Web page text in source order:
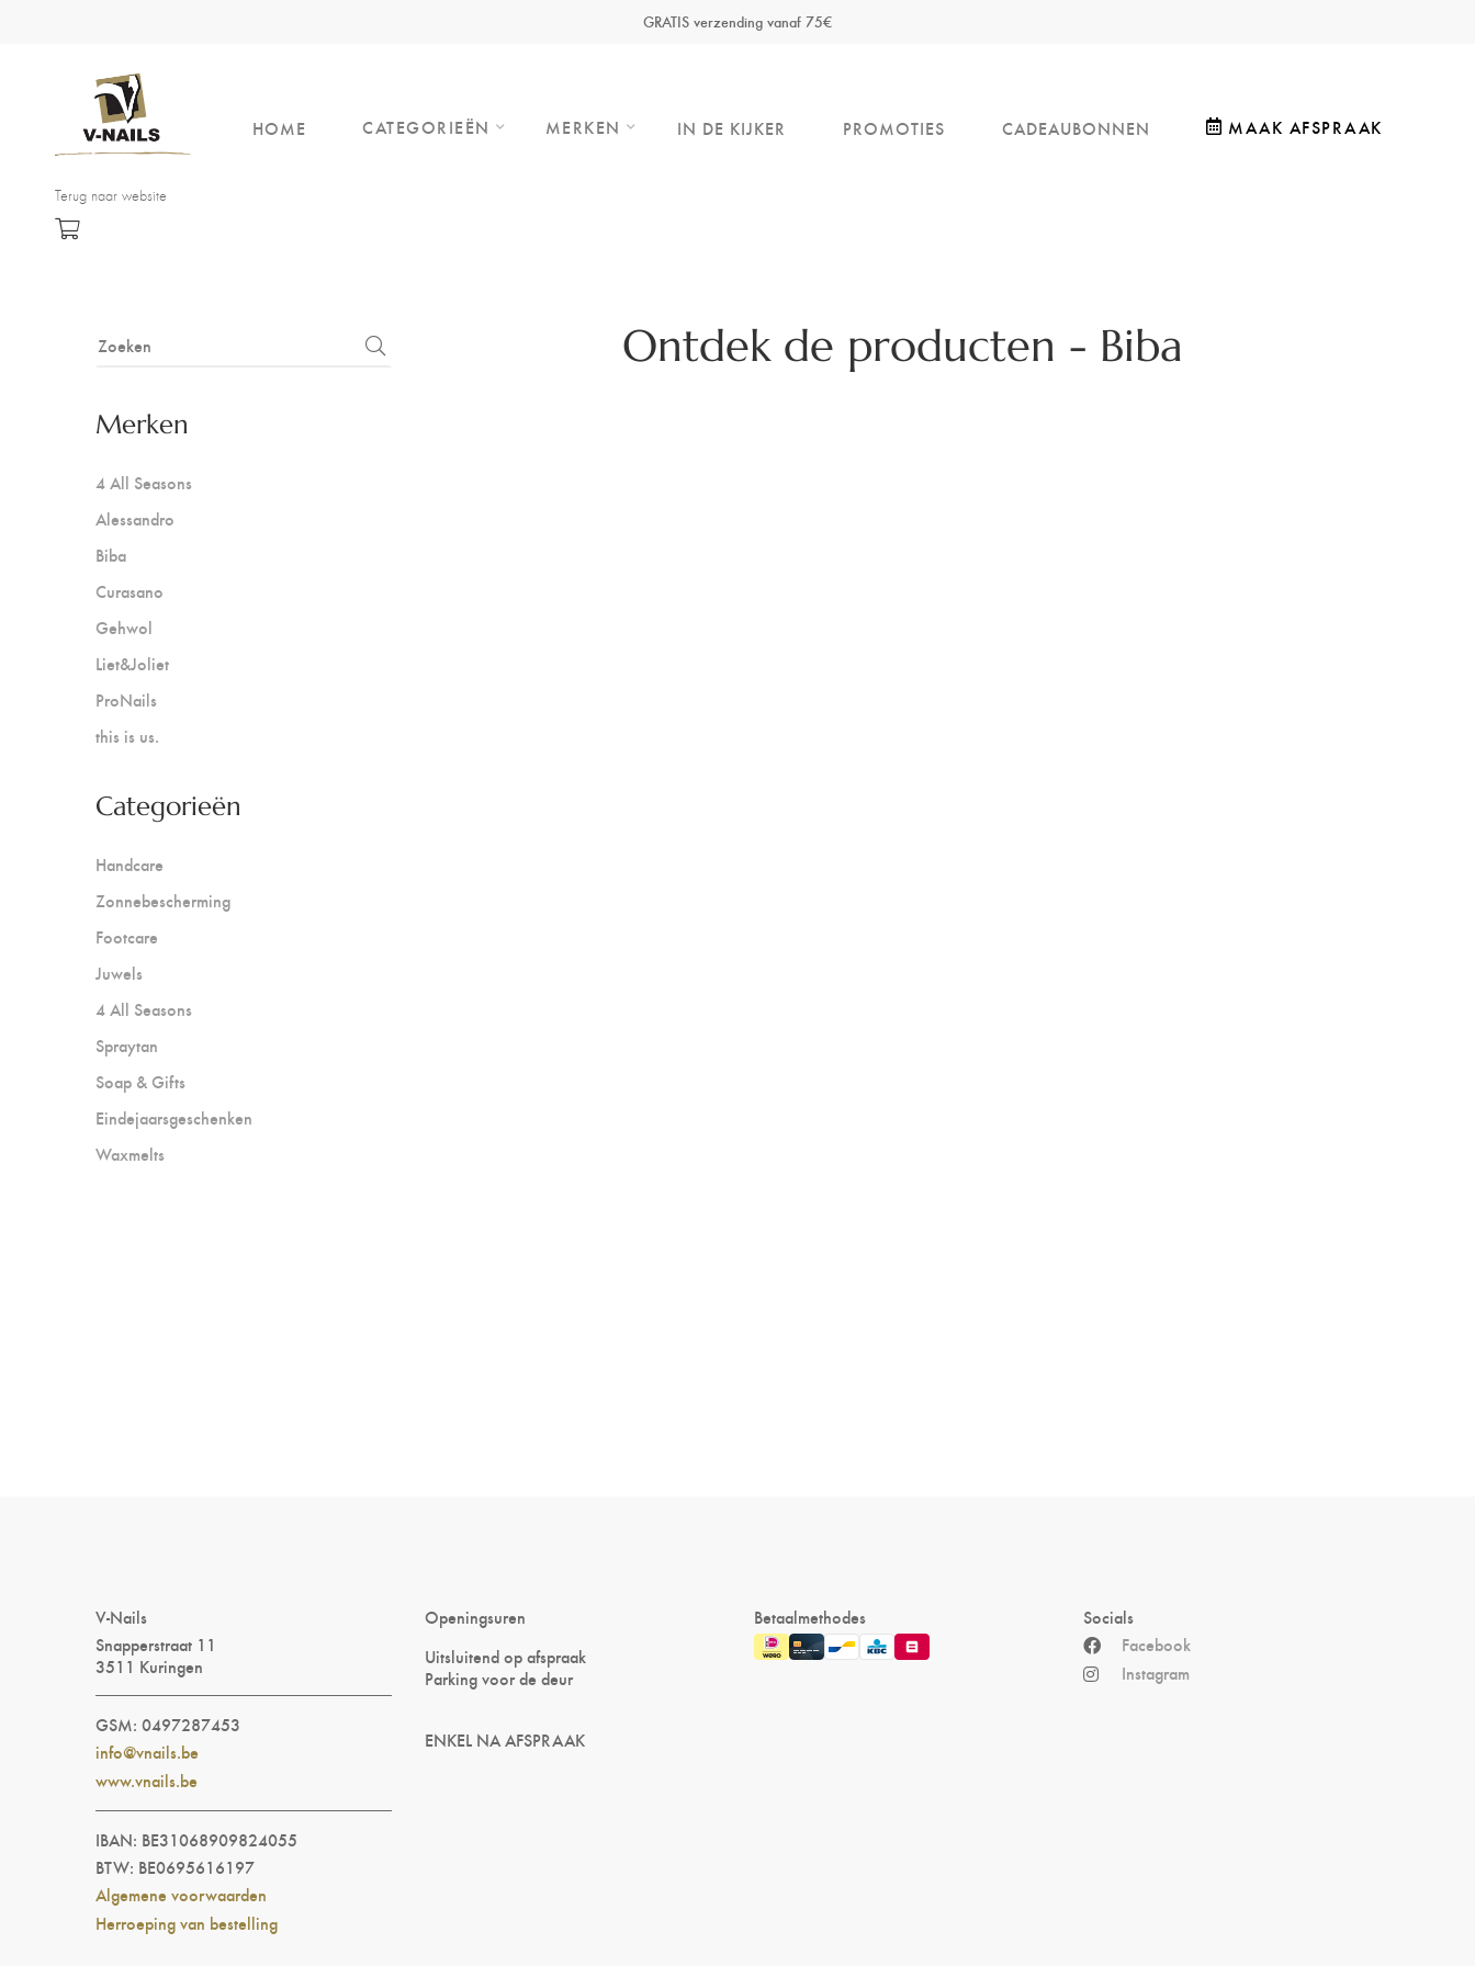
GRATIS verzending vanaf 75€
Terug naar website
HOME CATEGORIEËN MERKEN IN DE KIJKER PROMOTIES CADEAUBONNEN MAAK AFSPRAAK
Ontdek de producten - Biba
Merken
4 All Seasons
Alessandro
Biba
Curasano
Gehwol
Liet&Joliet
ProNails
this is us.
Categorieën
Handcare
Zonnebescherming
Footcare
Juwels
4 All Seasons
Spraytan
Soap & Gifts
Eindejaarsgeschenken
Waxmelts
V-Nails
Snapperstraat 11
3511 Kuringen
GSM: 0497287453
info@vnails.be
www.vnails.be
IBAN: BE31068909824055
BTW: BE0695616197
Algemene voorwaarden
Herroeping van bestelling
Openingsuren
Uitsluitend op afspraak
Parking voor de deur
ENKEL NA AFSPRAAK
Betaalmethodes
Socials
Facebook
Instagram